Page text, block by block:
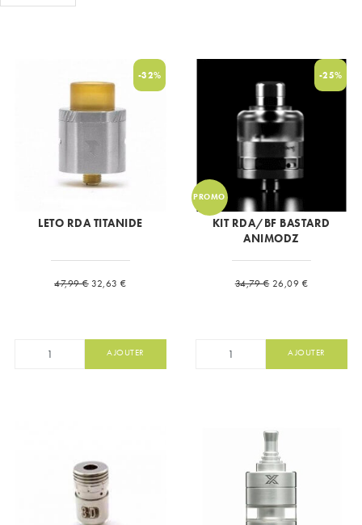
-32%
LETO RDA TITANIDE
Prix de base
47,99 € Prix
32,63 €
AJOUTER
-25%
PROMO
KIT RDA/BF BASTARD
ANIMODZ
Prix de base
34,79 € Prix
26,09 €
AJOUTER